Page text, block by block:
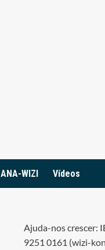
ANA-WIZI Vídeos
Ajuda-nos crescer:
9251 0161 (wizi-